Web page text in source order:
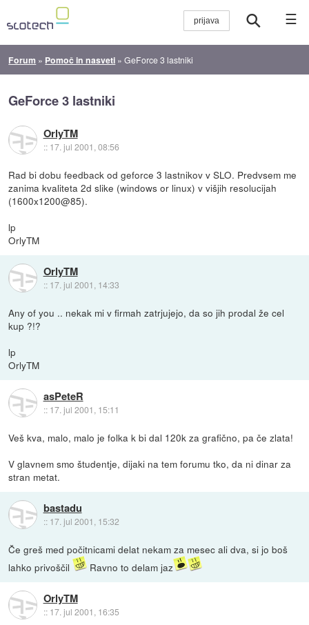
☰
Forum » Pomoč in nasveti »GeForce 3 lastniki
GeForce 3 lastniki
OrlyTM
:: 17. jul 2001, 08:56
Rad bi dobu feedback od geforce 3 lastnikov v SLO. Predvsem me
zanima kvaliteta 2d slike (windows or linux) v višjih resolucijah
(1600x1200@85).
lp
OrlyTM
OrlyTM
:: 17. jul 2001, 14:33
Any of you .. nekak mi v firmah zatrjujejo, da so jih prodal že cel
kup ?!?
lp
OrlyTM
asPeteR
:: 17. jul 2001, 15:11
Veš kva, malo, malo je folka k bi dal 120k za grafično, pa če zlata!
V glavnem smo študentje, dijaki na tem forumu tko, da ni dinar za
stran metat.
bastadu
:: 17. jul 2001, 15:32
Če greš med počitnicami delat nekam za mesec ali dva, si jo boš
lahko privoščil
Ravno to delam jaz
OrlyTM
:: 17. jul 2001, 16:35